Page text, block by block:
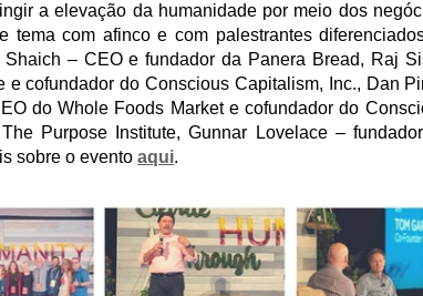
a elevação da humanidade por meio dos
tema com afinco e com palestrantes
Shaich – CEO e fundador da Panera Bread, Raj
e cofundador do Conscious Capitalism, Inc., Dan
do Whole Foods Market e cofundador do
Purpose Institute, Gunnar Lovelace –
sobre o evento aqui.